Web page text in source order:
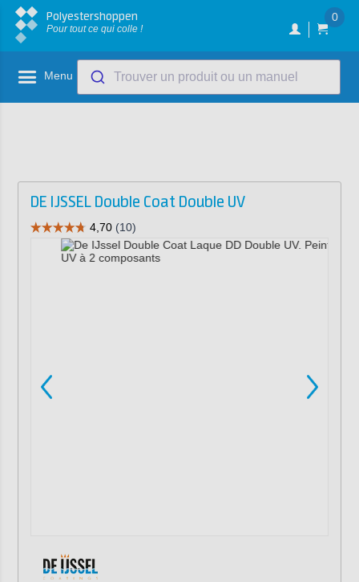
Polyestershoppen
Pour tout ce qui colle !
0
Menu Trouver un produit ou un manuel
DE IJSSEL Double Coat Double UV